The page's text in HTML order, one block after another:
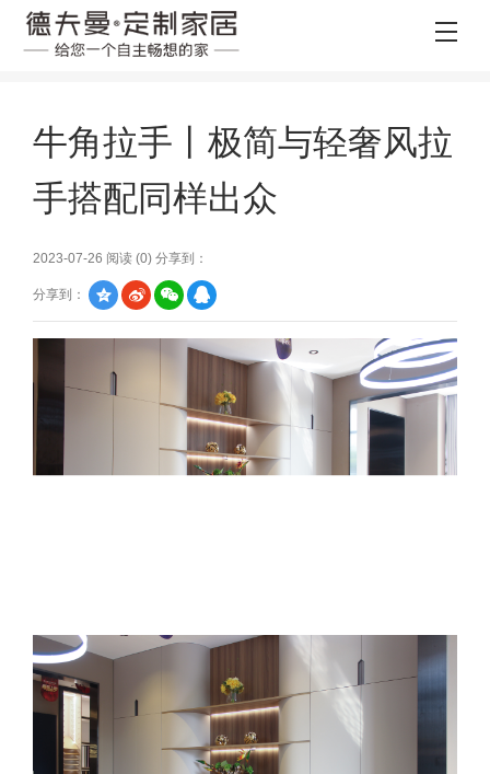
牛角拉手丨极简与轻奢风拉
手搭配同样出众
2023-07-26 阅读 (0) 分享到：
分享到：